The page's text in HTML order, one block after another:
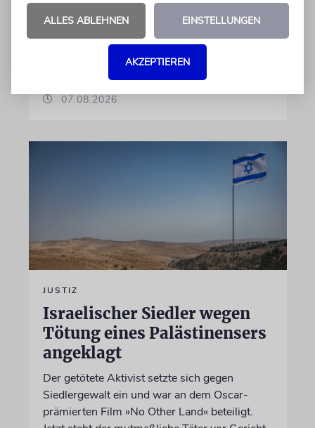
Programmdirektorin Andrea Schafarczyk
gewandt. Wir dokumentieren das Schreiben
im Wortlaut
von Felix Schotland
07.08.2026
JUSTIZ
Israelischer Siedler wegen
Tötung eines Palästinensers
angeklagt
Der getötete Aktivist setzte sich gegen
Siedlergewalt ein und war an dem Oscar-
prämierten Film »No Other Land« beteiligt.
ALLES ABLEHNEN EINSTELLUNGEN
AKZEPTIEREN